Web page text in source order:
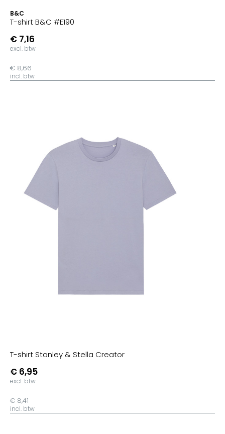
B&C
T-shirt B&C #E190
€ 7,16
excl. btw
€ 8,66
incl. btw
T-shirt Stanley & Stella Creator
€ 6,95
excl. btw
€ 8,41
incl. btw